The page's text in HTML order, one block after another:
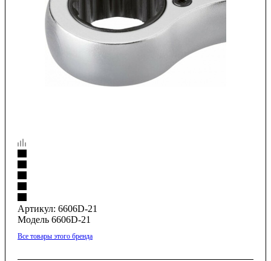
Артикул: 6606D-21
Модель 6606D-21
Все товары этого бренда